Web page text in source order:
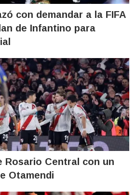
con demandar a la FIFA
de Infantino para
Rosario Central con un
Otamendi